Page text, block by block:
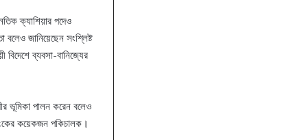
ক্যাশিয়ার পদেও
বলেও জানিয়েছেন সংশ্লিষ্ট
ব্যবসা-বানিজ্যের
ভূমিকা পালন করেন বলেও
কয়েকজন পকিচালক।